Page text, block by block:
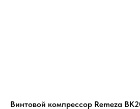
Винтовой компрессор Remeza